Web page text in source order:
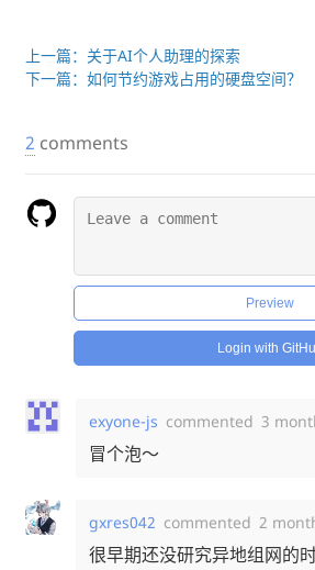
上一篇：关于AI个人助理的探索
下一篇：如何节约游戏占用的硬盘空间？
2 comments
Preview
Login with
exyone-js commented 3
冒个泡～
gxres042 commented 2
很早期还没研究异地组网的